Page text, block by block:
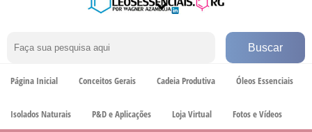
Página Inicial Conceitos Gerais Cadeia Produtiva Óleos Essenciais
Isolados Naturais P&D e Aplicações Loja Virtual Fotos e Vídeos